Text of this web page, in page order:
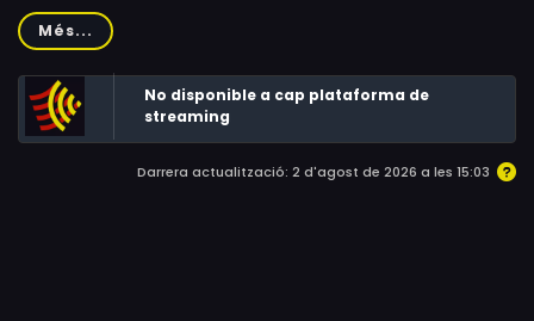
Vidler, John Standing, Adie Allen, Ian Richardson, James
Wilby, Ann Bell, Timothy Carlton, Simon Callow, Corin
Redgrave, Nicholas Woodeson, Eric Carte, Anne Etchells,
Tony Spooner, Seán Gleeson, Kika Markham, David Barry
Més...
No disponible a cap plataforma de
streaming
Darrera actualització: 2 d'agost de 2026 a les 15:03